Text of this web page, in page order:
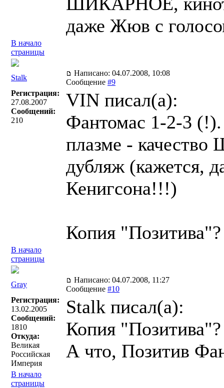
даже Жюв с
В начало
страницы
Stalk
Написано: 04.07.2008, 10:08
Сообщение #9
Регистрация:
27.08.2007
Сообщений:
210
VIN писал(a):
Фантомас 1-2-3
плазме -
дубляж (кажется,
Кенигсона!!!)
Копия "Позитива"?
В начало
страницы
Gray
Написано: 04.07.2008, 11:27
Сообщение #10
Регистрация:
13.02.2005
Сообщений:
1810
Откуда:
Великая
Российская
Империя
Stalk писал(a):
Копия "Позитива"?
А что, Позитив
В начало
страницы